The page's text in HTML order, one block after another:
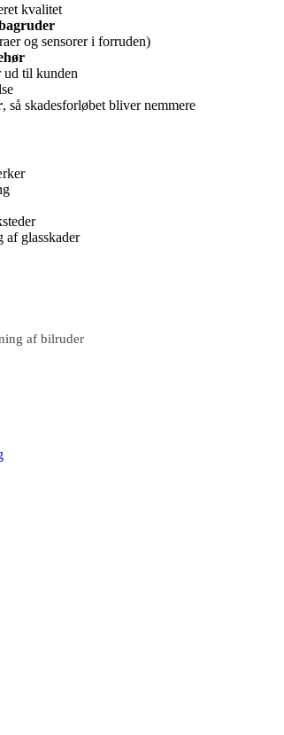
kvalitet
og sensorer i forruden)
ud til kunden
, så skadesforløbet bliver nemmere
af glasskader
af bilruder